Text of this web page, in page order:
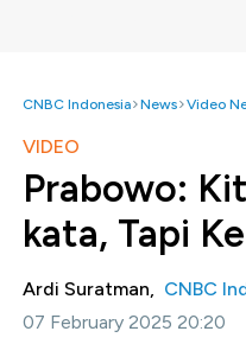
CNBC Indonesia News Video
VIDEO
Prabowo:
kata, Tapi
Ardi Suratman, CNBC
07 February 2025 20:20